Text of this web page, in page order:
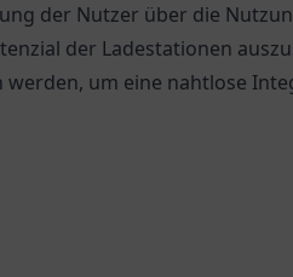
der Nutzer über die
der Ladestationen
um eine nahtlose